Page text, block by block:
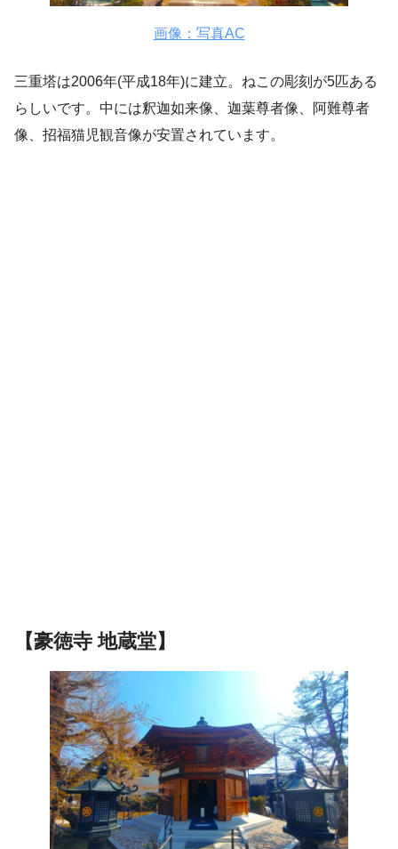
画像：写真AC
三重塔は2006年(平成18年)に建立。ねこの彫刻が5匹ある
らしいです。中には釈迦如来像、迦葉尊者像、阿難尊者
像、招福猫児観音像が安置されています。
【豪徳寺 地蔵堂】